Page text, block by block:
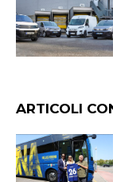
ARTICOLI